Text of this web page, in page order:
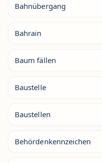
Bahnübergang
Bahrain
Baum fällen
Baustelle
Baustellen
Behördenkennzeichen